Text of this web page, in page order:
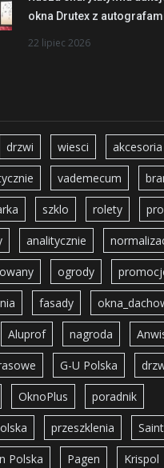
okna Drutex z
22 lipiec 2026
drzwi wiesci akcesoria
vademecum
szklo rolety
analitycznie
ogrody
fasady
Aluprof nagroda
G-U Polska
OknoPlus poradnik
przeszklenia
Polska Pagen Krispol